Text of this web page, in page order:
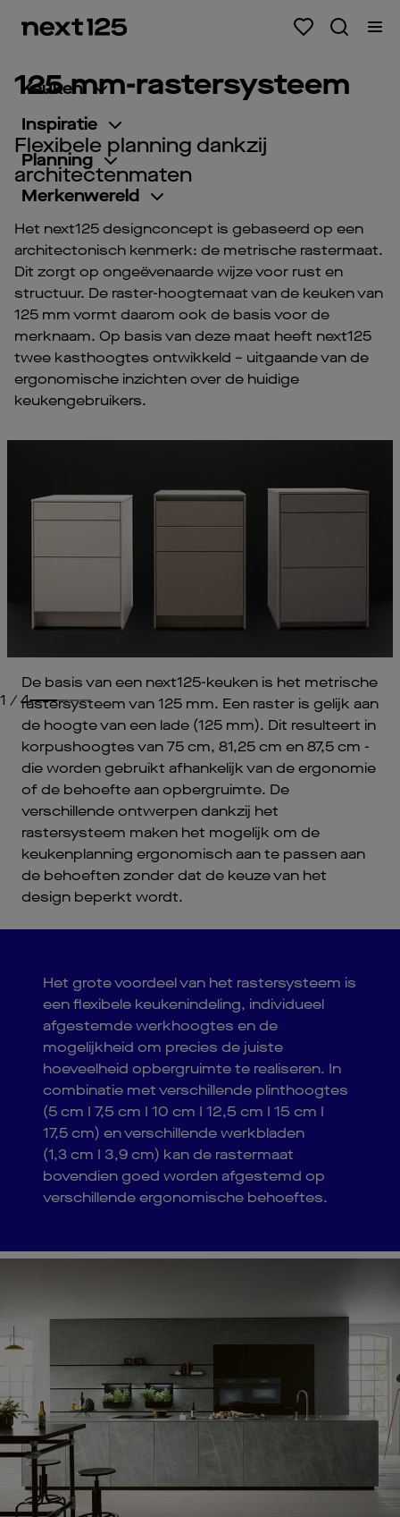
Keuken
Inspiratie
Planning
Merkenwereld
125 mm-rastersysteem
Flexibele planning dankzij
architectenmaten
Het next125 designconcept is gebaseerd op een
architectonisch kenmerk: de metrische rastermaat.
Dit zorgt op ongeëvenaarde wijze voor rust en
structuur. De raster-hoogtemaat van de keuken van
125 mm vormt daarom ook de basis voor de
merknaam. Op basis van deze maat heeft next125
twee kasthoogtes ontwikkeld – uitgaande van de
ergonomische inzichten over de huidige
keukengebruikers.
De basis van een next125-keuken is het metrische
rastersysteem van 125 mm. Een raster is gelijk aan
de hoogte van een lade (125 mm). Dit resulteert in
korpushoogtes van 75 cm, 81,25 cm en 87,5 cm -
die worden gebruikt afhankelijk van de ergonomie
of de behoefte aan opbergruimte. De
verschillende ontwerpen dankzij het
rastersysteem maken het mogelijk om de
keukenplanning ergonomisch aan te passen aan
de behoeften zonder dat de keuze van het
design beperkt wordt.
1 /4
Het grote voordeel van het rastersysteem is
een flexibele keukenindeling, individueel
afgestemde werkhoogtes en de
mogelijkheid om precies de juiste
hoeveelheid opbergruimte te realiseren. In
combinatie met verschillende plinthoogtes
(5 cm I 7,5 cm I 10 cm I 12,5 cm I 15 cm I
17,5 cm) en verschillende werkbladen
(1,3 cm I 3,9 cm) kan de rastermaat
bovendien goed worden afgestemd op
verschillende ergonomische behoeftes.